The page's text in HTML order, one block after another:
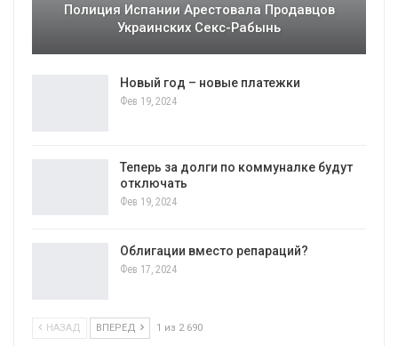
Полиция Испании Арестовала Продавцов
Украинских Секс-Рабынь
Новый год – новые платежки
Фев 19, 2024
Теперь за долги по коммуналке будут
отключать
Фев 19, 2024
Облигации вместо репараций?
Фев 17, 2024
НАЗАД ВПЕРЕД 1 из 2 690